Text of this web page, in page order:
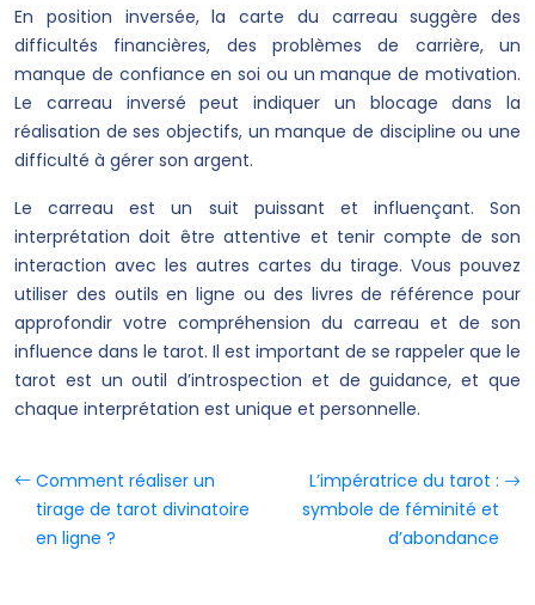
En position inversée, la carte du carreau suggère des
difficultés financières, des problèmes de carrière, un
manque de confiance en soi ou un manque de motivation.
Le carreau inversé peut indiquer un blocage dans la
réalisation de ses objectifs, un manque de discipline ou une
difficulté à gérer son argent.
Le carreau est un suit puissant et influençant. Son
interprétation doit être attentive et tenir compte de son
interaction avec les autres cartes du tirage. Vous pouvez
utiliser des outils en ligne ou des livres de référence pour
approfondir votre compréhension du carreau et de son
influence dans le tarot. Il est important de se rappeler que le
tarot est un outil d’introspection et de guidance, et que
chaque interprétation est unique et personnelle.
Comment réaliser un
tirage de tarot divinatoire
en ligne ?
L’impératrice du tarot :
symbole de féminité et
d’abondance